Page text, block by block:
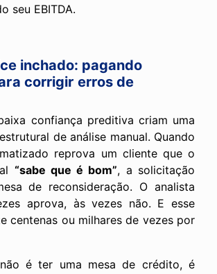
seu EBITDA.
inchado: pagando
corrigir erros de
confiança preditiva criam uma
de análise manual. Quando
reprova um cliente que o
“sabe que é bom”, a solicitação
de reconsideração. O analista
aprova, às vezes não. E esse
centenas ou milhares de vezes por
é ter uma mesa de crédito, é